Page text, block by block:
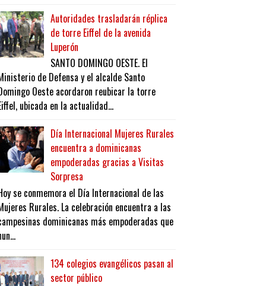
Autoridades trasladarán réplica
de torre Eiffel de la avenida
Luperón
SANTO DOMINGO OESTE. El
de Defensa y el alcalde Santo
Oeste acordaron reubicar la torre
ubicada en la actualidad...
Día Internacional Mujeres Rurales
encuentra a dominicanas
empoderadas gracias a Visitas
Sorpresa
se conmemora el Día Internacional de las
Rurales. La celebración encuentra a las
dominicanas más empoderadas que
134 colegios evangélicos pasan al
sector público